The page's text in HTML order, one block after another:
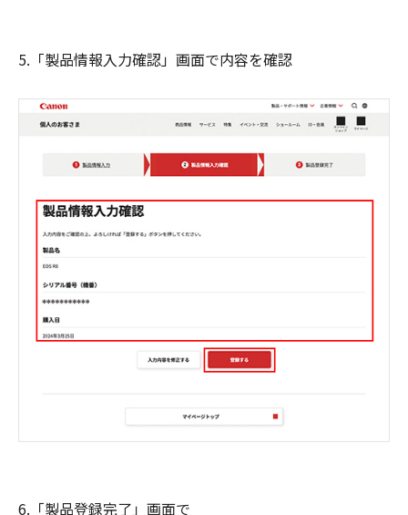
5.「製品情報入力確認」画面で内容を確認
6.「製品登録完了」画面で